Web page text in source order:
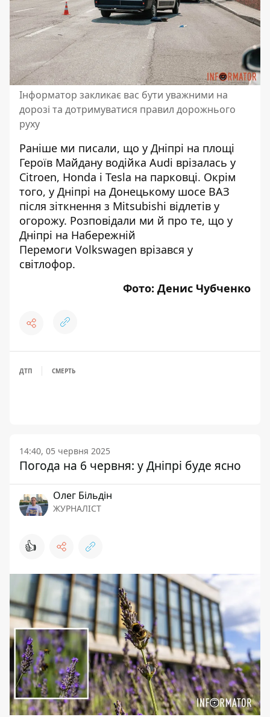
Інформатор закликає вас бути уважними на
дорозі та дотримуватися правил дорожнього
руху
Раніше ми писали, що у Дніпрі на площі
Героїв Майдану водійка Audi врізалась у
Citroen, Honda і Tesla на парковці. Окрім
того, у Дніпрі на Донецькому шосе ВАЗ
після зіткнення з Mitsubishi відлетів у
огорожу. Розповідали ми й про те, що у
Дніпрі на Набережній
Перемоги Volkswagen врізався у
світлофор.
Фото: Денис Чубченко
ДТП СМЕРТЬ
14:40, 05 червня 2025
Погода на 6 червня: у Дніпрі буде ясно
Олег Більдін
ЖУРНАЛІСТ
👍